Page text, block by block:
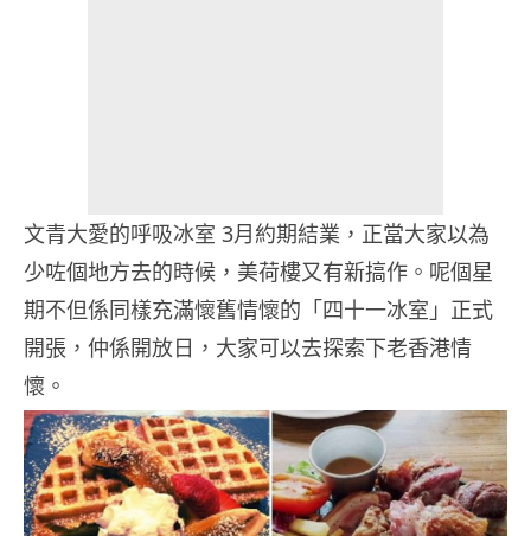
文青大愛的呼吸冰室 3月約期結業，正當大家以為
少咗個地方去的時候，美荷樓又有新搞作。呢個星
期不但係同樣充滿懷舊情懷的「四十一冰室」正式
開張，仲係開放日，大家可以去探索下老香港情
懷。